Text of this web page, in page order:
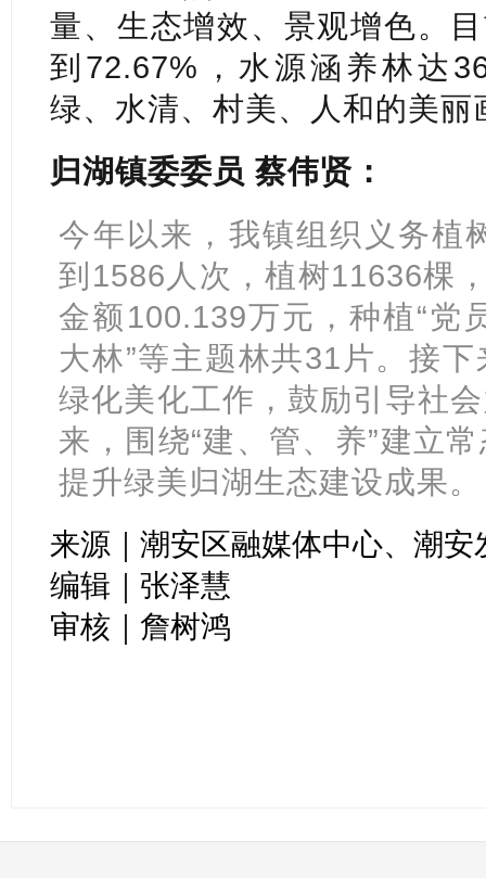
量、生态增效、景观增色。
到72.67%，水源涵养林达
绿、水清、村美、人和的美丽
归湖镇委委员 蔡伟贤：
今年以来，我镇组织义务植
到1586人次，植树11636棵
金额100.139万元，种植“党
大林”等主题林共31片。接
绿化美化工作，鼓励引导社
来，围绕“建、管、养”建立
提升绿美归湖生态建设成果。
来源｜潮安区融媒体中心、潮安
编辑｜张泽慧
审核｜詹树鸿